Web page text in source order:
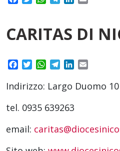
CARITAS DI
Facebook
TwitterWhatsApp
TelegramLinkedIn
Indirizzo: Largo Duomo 10
tel. 0935 639263
email: